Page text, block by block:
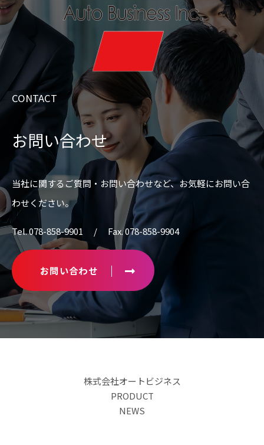
CONTACT
お問い合わせ
当社に関するご質問・お問い合わせなど、お気軽にお問い合
わせください。
Tel. 078-858-9901 / Fax. 078-858-9904
お問い合わせ
株式会社オートビジネス
PRODUCT
NEWS